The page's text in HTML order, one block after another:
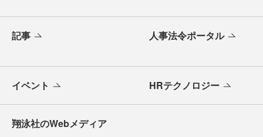
記事 人事法令ポータル
イベント HRテクノロジー
翔泳社のWebメディア